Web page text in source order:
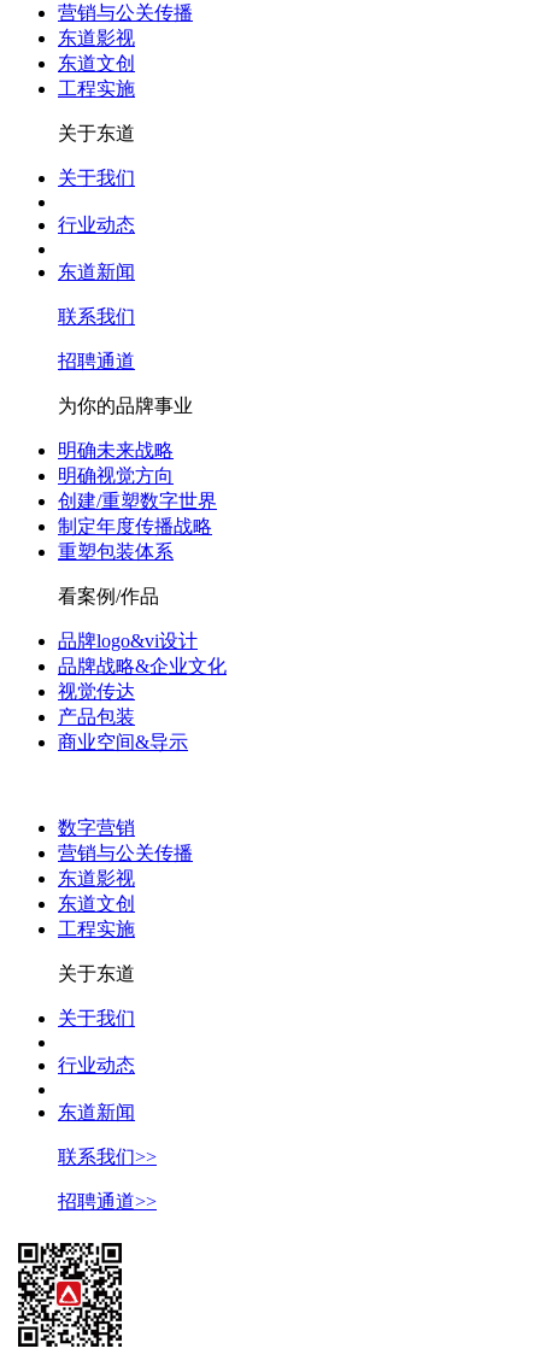
营销与公关传播
东道影视
东道文创
工程实施
关于东道
关于我们
行业动态
东道新闻
联系我们
招聘通道
为你的品牌事业
明确未来战略
明确视觉方向
创建/重塑数字世界
制定年度传播战略
重塑包装体系
看案例/作品
品牌logo&vi设计
品牌战略&企业文化
视觉传达
产品包装
商业空间&导示
数字营销
营销与公关传播
东道影视
东道文创
工程实施
关于东道
关于我们
行业动态
东道新闻
联系我们>>
招聘通道>>